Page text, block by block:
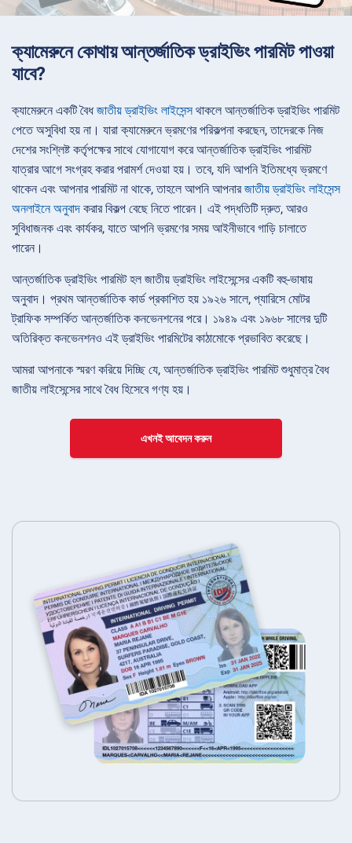
ক্যামেরুনে কোথায় আন্তর্জাতিক ড্রাইভিং পারমিট পাওয়া
যাবে?
ক্যামেরুনে একটি বৈধজাতীয় ড্রাইভিং লাইসেন্সথাকলে আন্তর্জাতিক ড্রাইভিং পারমিট
পেতে অসুবিধা হয় না। যারা ক্যামেরুনে ভ্রমণের পরিকল্পনা করছেন, তাদেরকে নিজ
দেশের সংশ্লিষ্ট কর্তৃপক্ষের সাথে যোগাযোগ করে আন্তর্জাতিক ড্রাইভিং পারমিট
যাত্রার আগে সংগ্রহ করার পরামর্শ দেওয়া হয়। তবে, যদি আপনি ইতিমধ্যে ভ্রমণে
থাকেন এবং আপনার পারমিট না থাকে, তাহলে আপনি আপনারজাতীয় ড্রাইভিং লাইসেন্স
অনলাইনে অনুবাদ করার বিকল্প বেছে নিতে পারেন। এই পদ্ধতিটি দ্রুত, আরও
সুবিধাজনক এবং কার্যকর, যাতে আপনি ভ্রমণের সময় আইনীভাবে গাড়ি চালাতে
পারেন।
আন্তর্জাতিক ড্রাইভিং পারমিট হল জাতীয় ড্রাইভিং লাইসেন্সের একটি বহু-ভাষায়
অনুবাদ। প্রথম আন্তর্জাতিক কার্ড প্রকাশিত হয় ১৯২৬ সালে, প্যারিসে মোটর
ট্রাফিক সম্পর্কিত আন্তর্জাতিক কনভেনশনের পরে। ১৯৪৯ এবং ১৯৬৮ সালের দুটি
অতিরিক্ত কনভেনশনও এই ড্রাইভিং পারমিটের কাঠামোকে প্রভাবিত করেছে।
আমরা আপনাকে স্মরণ করিয়ে দিচ্ছি যে, আন্তর্জাতিক ড্রাইভিং পারমিট শুধুমাত্র বৈধ
জাতীয় লাইসেন্সের সাথে বৈধ হিসেবে গণ্য হয়।
এখনই আবেদন করুন